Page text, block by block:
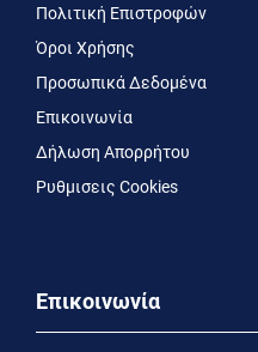
Πολιτική Επιστροφών
Όροι Χρήσης
Προσωπικά Δεδομένα
Επικοινωνία
Δήλωση Απορρήτου
Ρυθμισεις Cookies
Επικοινωνία